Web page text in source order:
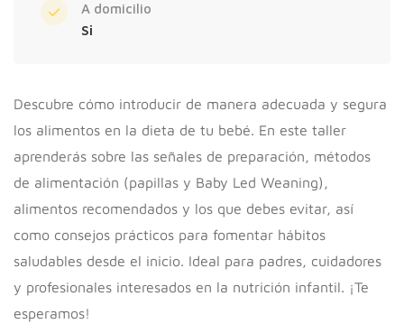
A domicilio
Si
Descubre cómo introducir de manera adecuada y segura
los alimentos en la dieta de tu bebé. En este taller
aprenderás sobre las señales de preparación, métodos
de alimentación (papillas y Baby Led Weaning),
alimentos recomendados y los que debes evitar, así
como consejos prácticos para fomentar hábitos
saludables desde el inicio. Ideal para padres, cuidadores
y profesionales interesados en la nutrición infantil. ¡Te
esperamos!